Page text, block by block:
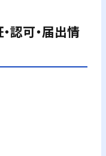
認可・届出情